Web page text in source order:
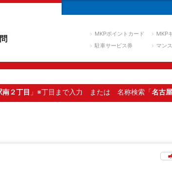
MKPポイントカード
MKP
駐車サービス券
マン
２丁目 」※丁目まで入力 または 名称検索「名古